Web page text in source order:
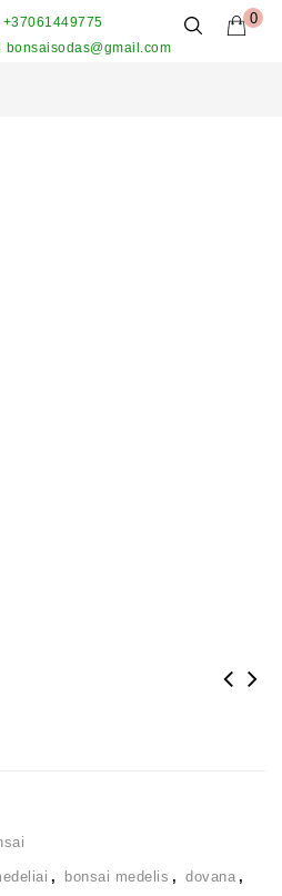
0
+37061449775
bonsaisodas@gmail.com
, bonsai medelis , dovana ,